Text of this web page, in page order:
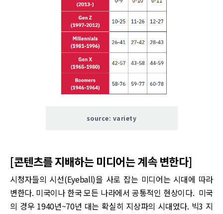
source: variety
[콘텐츠를 지배하는 미디어는 계속 변한다]
시청자들의 시선(Eyeball)을 사로 잡는 미디어는 시대에 따라
변한다. 미국이나 한국 모든 나라에서 공통적인 현상이다. 미국
의 경우 1940년~70년 대는 확실히 지상파의 시대였다. 빅3 지